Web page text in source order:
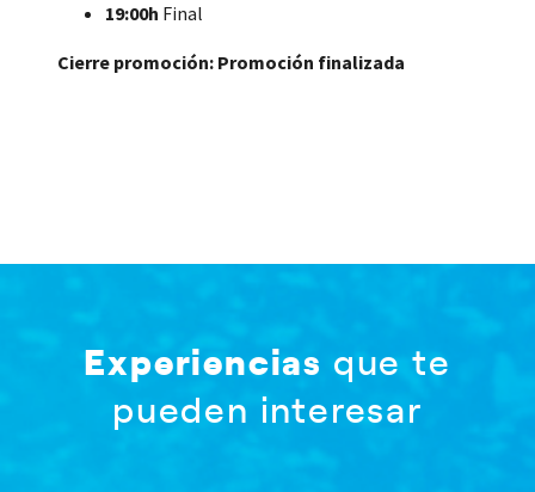
19:00h Final
Cierre promoción: Promoción finalizada
Experiencias que te
pueden interesar